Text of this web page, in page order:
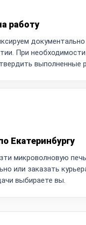
работу
При
выполненные
Екатеринбургу
микроволновую печь
или заказать
выбираете вы.